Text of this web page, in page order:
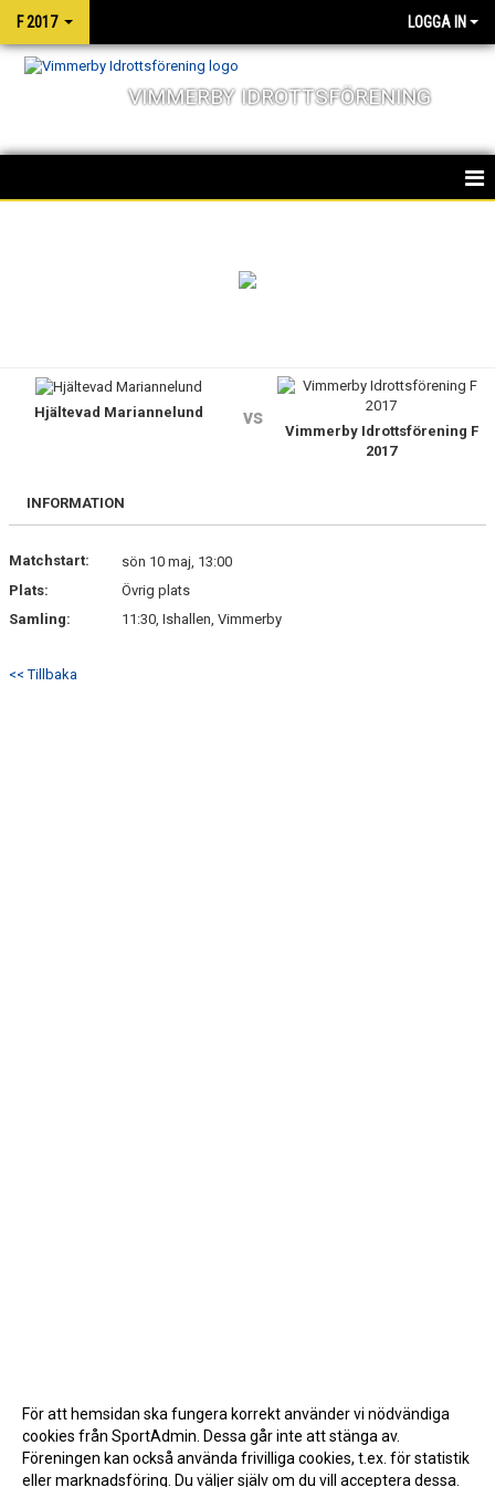
F 2017 LOGGA IN
VIMMERBY IDROTTSFÖRENING
TRUPPEN
DOKUMENT
KONTAKT
Hjältevad Mariannelund vs
Vimmerby Idrottsförening F
2017
INFORMATION
Matchstart:
sön 10 maj, 13:00
Plats:
Övrig plats
Samling:
11:30, Ishallen, Vimmerby
<< Tillbaka
För att hemsidan ska fungera korrekt använder vi nödvändiga
cookies från SportAdmin. Dessa går inte att stänga av.
Föreningen kan också använda frivilliga cookies, t.ex. för statistik
eller marknadsföring. Du väljer själv om du vill acceptera dessa.